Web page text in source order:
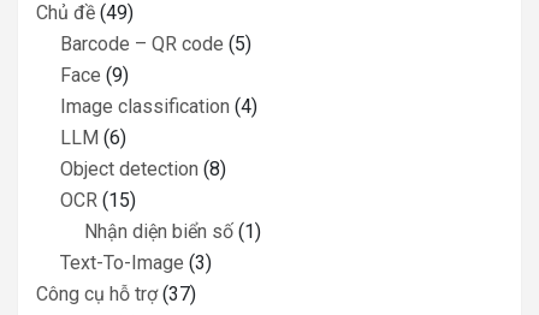
Chủ đề (49)
Barcode – QR code (5)
Face (9)
Image classification (4)
LLM (6)
Object detection (8)
OCR (15)
Nhận diện biển số (1)
Text-To-Image (3)
Công cụ hỗ trợ(37)